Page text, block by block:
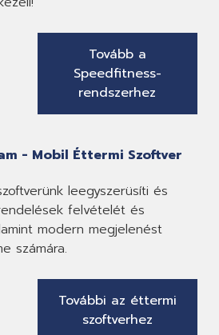
Tovább a
Speedfitness-
rendszerhez
- Mobil Éttermi Szoftver
leegyszerüsíti és
felvételét és
modern megjelenést
számára.
További az éttermi
szoftverhez